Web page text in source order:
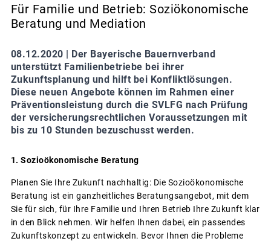
Für Familie und Betrieb: Soziökonomische
Beratung und Mediation
08.12.2020 | Der Bayerische Bauernverband
unterstützt Familienbetriebe bei ihrer
Zukunftsplanung und hilft bei Konfliktlösungen.
Diese neuen Angebote können im Rahmen einer
Präventionsleistung durch die SVLFG nach Prüfung
der versicherungsrechtlichen Voraussetzungen mit
bis zu 10 Stunden bezuschusst werden.
1. Sozioökonomische Beratung
Planen Sie Ihre Zukunft nachhaltig: Die Sozioökonomische
Beratung ist ein ganzheitliches Beratungsangebot, mit dem
Sie für sich, für Ihre Familie und Ihren Betrieb Ihre Zukunft klar
in den Blick nehmen. Wir helfen Ihnen dabei, ein passendes
Zukunftskonzept zu entwickeln. Bevor Ihnen die Probleme